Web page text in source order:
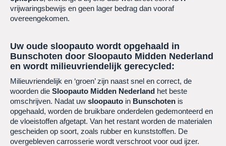
vrijwaringsbewijs en geen lager bedrag dan vooraf
overeengekomen.
Uw oude sloopauto wordt opgehaald in
Bunschoten door Sloopauto Midden Nederland
en wordt milieuvriendelijk gerecycled:
Milieuvriendelijk en ‘groen’ zijn naast snel en correct, de
woorden die Sloopauto Midden Nederland het beste
omschrijven. Nadat uw sloopauto in Bunschoten is
opgehaald, worden de bruikbare onderdelen gedemonteerd en
de vloeistoffen afgetapt. Van het restant worden de materialen
gescheiden op soort, zoals rubber en kunststoffen. De
overgebleven carrosserie wordt verschroot voor oud ijzer.